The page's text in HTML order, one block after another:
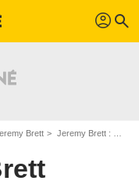
profil search
Brett Jeremy Brett : Photos de ses films et séries